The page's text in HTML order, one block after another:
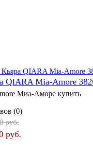
QIARA Mia-Amore
Миа-Аморе купить
(0)
руб.
руб.